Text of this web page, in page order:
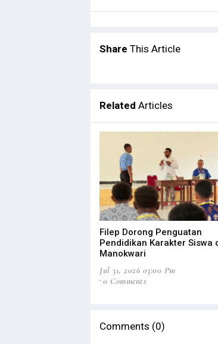
Share This Article
Related Articles
Filep Dorong Penguatan
Pendidikan Karakter Siswa
Manokwari
Jul 31, 2026 03:00 Pm
0 Comments
Comments (0)